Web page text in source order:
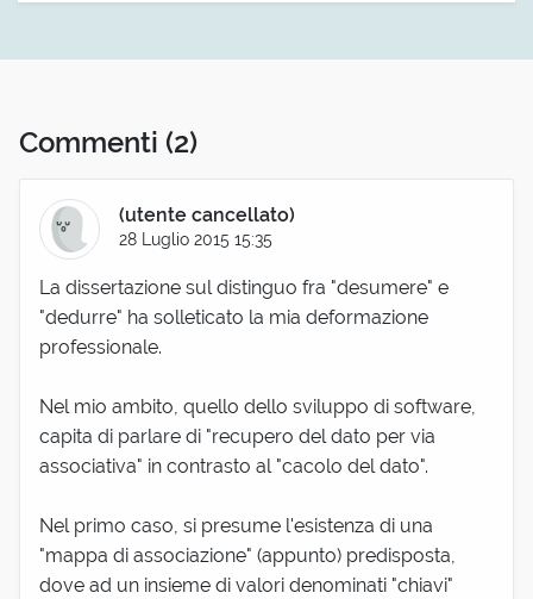
Commenti (2)
(utente cancellato)
28 Luglio 2015 15:35
La dissertazione sul distinguo fra "desumere" e
"dedurre" ha solleticato la mia deformazione
professionale.
Nel mio ambito, quello dello sviluppo di software,
capita di parlare di "recupero del dato per via
associativa" in contrasto al "cacolo del dato".
Nel primo caso, si presume l'esistenza di una
"mappa di associazione" (appunto) predisposta,
dove ad un insieme di valori denominati "chiavi"